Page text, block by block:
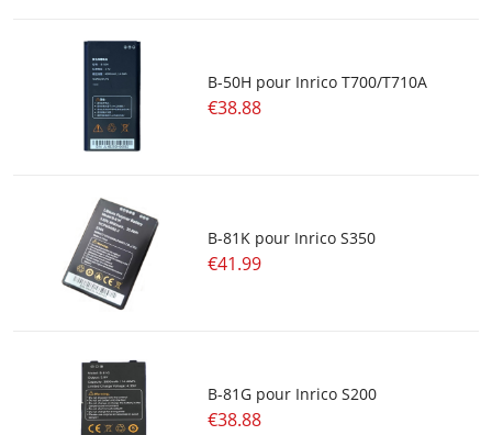
B-50H pour Inrico T700/T710A
€38.88
B-81K pour Inrico S350
€41.99
B-81G pour Inrico S200
€38.88